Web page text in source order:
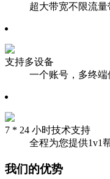
超大带宽不限流量
支持多设备
一个账号，多终
7 * 24 小时技术支持
全程为您提供1v1
我们的优势